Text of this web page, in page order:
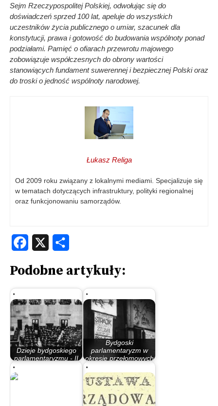
Sejm Rzeczypospolitej Polskiej, odwołując się do
doświadczeń sprzed 100 lat, apeluje do wszystkich
uczestników życia publicznego o umiar, szacunek dla
konstytucji, prawa i gotowość do budowania wspólnoty ponad
podziałami. Pamięć o ofiarach przewrotu majowego
zobowiązuje współczesnych do obrony wartości
stanowiących fundament suwerennej i bezpiecznej Polski oraz
do troski o jedność wspólnoty narodowej.
Łukasz Religa
Od 2009 roku związany z lokalnymi mediami. Specjalizuje się
w tematach dotyczących infrastruktury, polityki regionalnej
oraz funkcjonowaniu samorządów.
Facebook
Podobne artykuły:
Dzieje bydgoskiego
parlamentaryzmu - II
Bydgoski
parlamentaryzm w
okresie przełomowych